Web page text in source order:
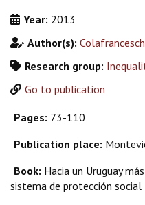
Year: 2013
Author(s):
Research group:
Go to publication
Pages: 73-110
Publication place:
Book: Hacia un Uruguay
sistema de protección social